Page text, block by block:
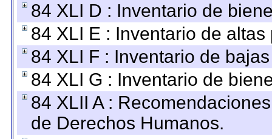
84 XLI D : Inventario de
84 XLI E : Inventario de
84 XLI F : Inventario de
84 XLI G : Inventario de
84 XLII A :
de Derechos Humanos.